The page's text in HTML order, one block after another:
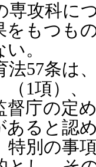
専攻科に
をもつも
。
57条は
（1項）
督庁の定
あると認
特別の事